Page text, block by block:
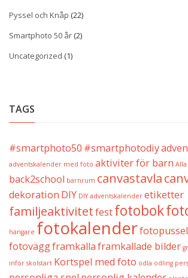
Pyssel och Knåp (22)
Smartphoto 50 år(2)
Uncategorized (1)
TAGS
#smartphoto50 #smartphotodiy
adventskalender med foto aktiviter för barn
back2school barnrum canvastavla
dekoration DIY DIY adventskalender etiketter
familjeaktivitetfestfotobok
hängare fotokalenderfotopussel
fotoväggframkallaframkallade bilder
inför skolstart Kortspel med foto odla odling